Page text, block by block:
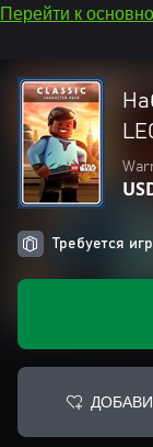
Перейти к
Требуется